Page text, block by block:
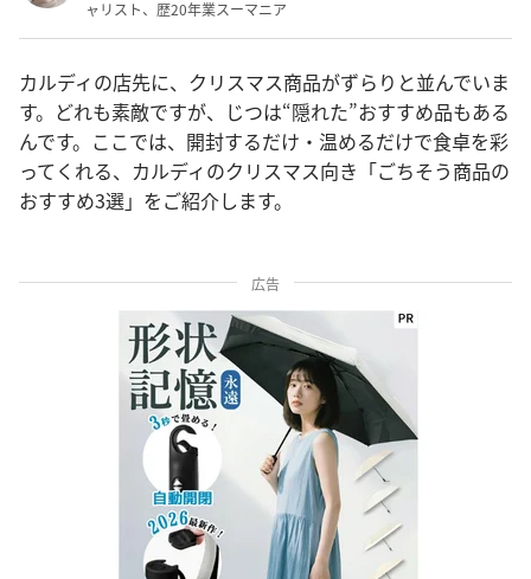
ャリスト、歴20年業スーマニア
カルディの店先に、クリスマス商品がずらりと並んでいま
す。どれも素敵ですが、じつは“隠れた”おすすめ品もある
んです。ここでは、開封するだけ・温めるだけで食卓を彩
ってくれる、カルディのクリスマス向き「ごちそう商品の
おすすめ3選」をご紹介します。
広告